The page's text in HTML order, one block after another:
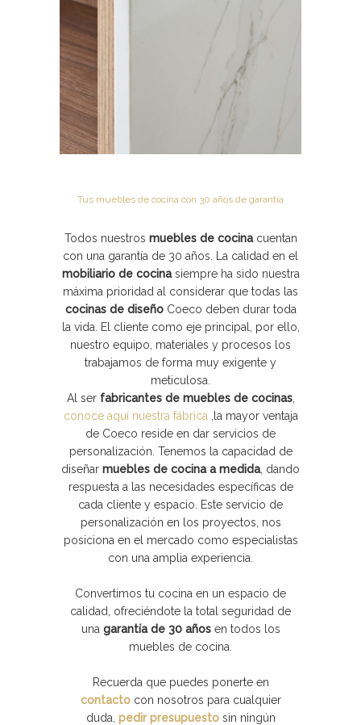
Tus muebles de cocina con 30 años de garantía
Todos nuestros muebles de cocinacuentan
con una garantía de 30 años. La calidad en el
mobiliario de cocinasiempre ha sido nuestra
máxima prioridad al considerar que todas las
cocinas de diseñoCoeco deben durar toda
la vida. El cliente como eje principal, por ello,
nuestro equipo, materiales y procesos los
trabajamos de forma muy exigente y
meticulosa.
Al ser fabricantes de muebles de cocinas,
conoce aquí nuestra fábrica,la mayor ventaja
de Coeco reside en dar servicios de
personalización. Tenemos la capacidad de
diseñar muebles de cocina a medida, dando
respuesta a las necesidades específicas de
cada cliente y espacio. Este servicio de
personalización en los proyectos, nos
posiciona en el mercado como especialistas
con una amplia experiencia.
Convertimos tu cocina en un espacio de
calidad, ofreciéndote la total seguridad de
unagarantía de 30 añosen todos los
muebles de cocina.
Recuerda que puedes ponerte en
contacto con nosotros para cualquier
duda, pedir presupuestosin ningún